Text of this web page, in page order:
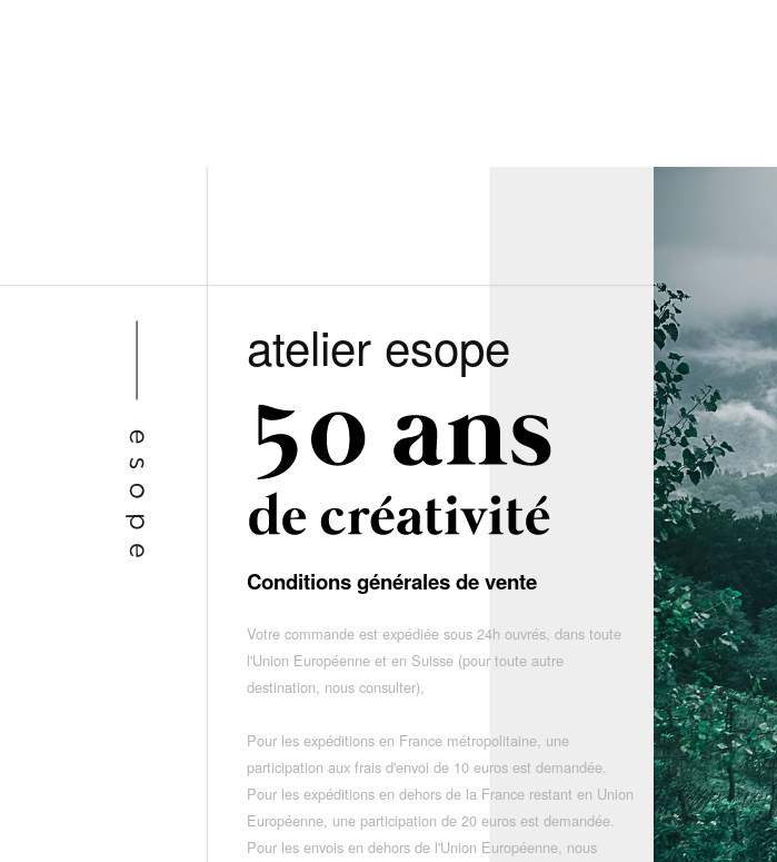
atelier esope
Conditions générales de vente
Votre commande est expédiée sous 24h ouvrés, dans toute
l'Union Européenne et en Suisse (pour toute autre
destination, nous consulter),
Pour les expéditions en France métropolitaine, une
participation aux frais d'envoi de 10 euros est demandée.
Pour les expéditions en dehors de la France restant en Union
Européenne, une participation de 20 euros est demandée.
Pour les envois en dehors de l'Union Européenne, nous